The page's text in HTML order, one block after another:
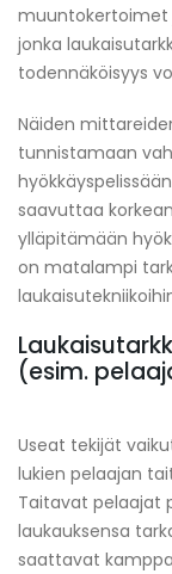
muuntokertoimet
jonka
todennäköisyys
Näiden
tunnistamaan
saavuttaa
ylläpitämään
on matalampi
(esim.
Useat tekijät
lukien pelaajan
Taitavat pelaajat
laukauksensa
saattavat